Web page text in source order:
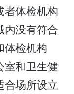
者体检机构
内没有符合
体检机构
室和卫生健
合场所设立